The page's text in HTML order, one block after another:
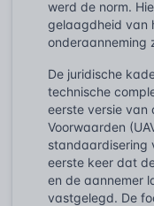
werd de norm.
gelaagdheid van
onderaanneming
De juridische
technische
eerste versie van
Voorwaarden
standaardisering
eerste keer dat
en de aannemer
vastgelegd. De